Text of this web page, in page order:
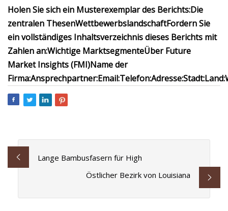
Holen Sie sich ein Musterexemplar des Berichts:Die
zentralen ThesenWettbewerbslandschaftFordern Sie
ein vollständiges Inhaltsverzeichnis dieses Berichts mit
Zahlen an:Wichtige MarktsegmenteÜber Future
Market Insights (FMI)Name der
Firma:Ansprechpartner:Email:Telefon:Adresse:Stadt:Land:
Lange Bambusfasern für High
Östlicher Bezirk von Louisiana